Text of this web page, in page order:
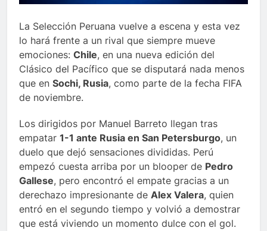
La Selección Peruana vuelve a escena y esta vez
lo hará frente a un rival que siempre mueve
emociones: Chile, en una nueva edición del
Clásico del Pacífico que se disputará nada menos
que en Sochi, Rusia, como parte de la fecha FIFA
de noviembre.
Los dirigidos por Manuel Barreto llegan tras
empatar 1-1 ante Rusia en San Petersburgo, un
duelo que dejó sensaciones divididas. Perú
empezó cuesta arriba por un blooper de Pedro
Gallese, pero encontró el empate gracias a un
derechazo impresionante de Alex Valera, quien
entró en el segundo tiempo y volvió a demostrar
que está viviendo un momento dulce con el gol.